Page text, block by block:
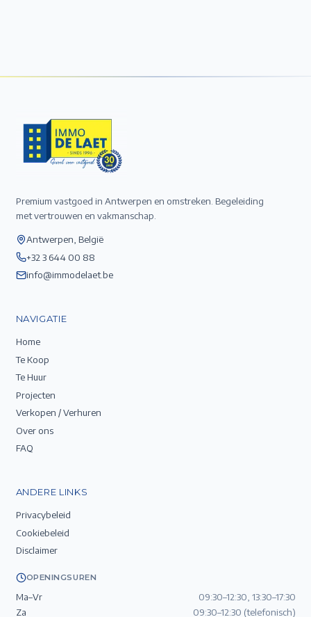
Premium vastgoed in Antwerpen en omstreken. Begeleiding
met vertrouwen en vakmanschap.
Antwerpen, België
+32 3 644 00 88
info@immodelaet.be
NAVIGATIE
Home
Te Koop
Te Huur
Projecten
Verkopen / Verhuren
Over ons
FAQ
ANDERE LINKS
Privacybeleid
Cookiebeleid
Disclaimer
OPENINGSUREN
Ma–Vr
09:30–12:30, 13:30–17:30
Za
09:30–12:30 (telefonisch)